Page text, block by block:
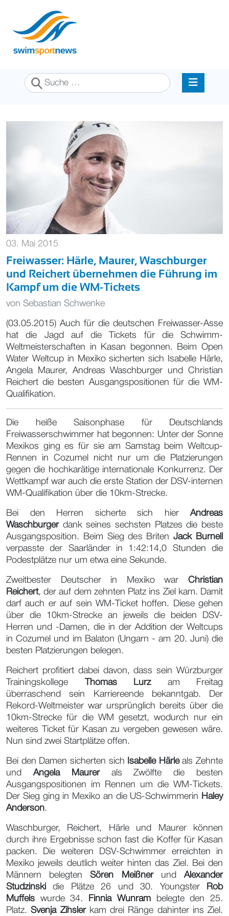
Suchen
03. Mai 2015
Freiwasser: Härle, Maurer, Waschburger
und Reichert übernehmen die Führung im
Kampf um die WM-Tickets
von Sebastian Schwenke
(03.05.2015) Auch für die deutschen Freiwasser-Asse
hat die Jagd auf die Tickets für die Schwimm-
Weltmeisterschaften in Kasan begonnen. Beim Open
Water Weltcup in Mexiko sicherten sich Isabelle Härle,
Angela Maurer, Andreas Waschburger und Christian
Reichert die besten Ausgangspositionen für die WM-
Qualifikation.
Die heiße Saisonphase für Deutschlands
Freiwasserschwimmer hat begonnen: Unter der Sonne
Mexikos ging es für sie am Samstag beim Weltcup-
Rennen in Cozumel nicht nur um die Platzierungen
gegen die hochkarätige internationale Konkurrenz. Der
Wettkampf war auch die erste Station der DSV-internen
WM-Qualifikation über die 10km-Strecke.
Bei den Herren sicherte sich hier Andreas
Waschburgerdank seines sechsten Platzes die beste
Ausgangsposition. Beim Sieg des BritenJack Burnell
verpasste der Saarländer in 1:42:14,0 Stunden die
Podestplätze nur um etwa eine Sekunde.
Zweitbester Deutscher in Mexiko war Christian
Reichert, der auf dem zehnten Platz ins Ziel kam. Damit
darf auch er auf sein WM-Ticket hoffen. Diese gehen
über die 10km-Strecke an jeweils die beiden DSV-
Herren und -Damen, die in der Addition der Weltcups
in Cozumel und im Balaton (Ungarn - am 20. Juni) die
besten Platzierungen belegen.
Reichert profitiert dabei davon, dass sein Würzburger
Trainingskollege
Thomas Lurzam Freitag
überraschend sein Karriereende bekanntgab. Der
Rekord-Weltmeister war ursprünglich bereits über die
10km-Strecke für die WM gesetzt, wodurch nur ein
weiteres Ticket für Kasan zu vergeben gewesen wäre.
Nun sind zwei Startplätze offen.
Bei den Damen sicherten sich Isabelle Härleals Zehnte
und Angela Maurerals Zwölfte die besten
Ausgangspositionen im Rennen um die WM-Tickets.
Der Sieg ging in Mexiko an die US-Schwimmerin
Haley
Anderson.
Waschburger, Reichert, Härle und Maurer können
durch ihre Ergebnisse schon fast die Koffer für Kasan
packen. Die weiteren DSV-Schwimmer erreichten in
Mexiko jeweils deutlich weiter hinten das Ziel. Bei den
Männern belegtenSören MeißnerundAlexander
Studzinski die Plätze 26 und 30. Youngster
Rob
Muffels wurde 34. Finnia Wunrambelegte den 25.
Platz.Svenja Zihslerkam drei Ränge dahinter ins Ziel.